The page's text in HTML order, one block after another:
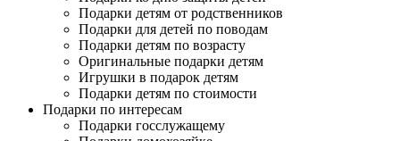
Подарки детям от родственников
Подарки для детей по поводам
Подарки детям по возрасту
Оригинальные подарки детям
Игрушки в подарок детям
Подарки детям по стоимости
Подарки по интересам
Подарки госслужащему